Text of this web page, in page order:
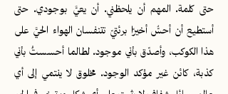
حتى كلمة. المهم أن يلحظني. أن يعيَّ بوجودي. حتى
أستطيع أن أحسُّ أخيرًا برئتيّ تتنفسان الهواء الحيَّ على
هذا الكوكب، وأصدّق بأني موجود. لطالما أحسستُ بأني
كذبة، كائن غير مؤكد الوجود. مخلوق لا ينتمي إلى أي